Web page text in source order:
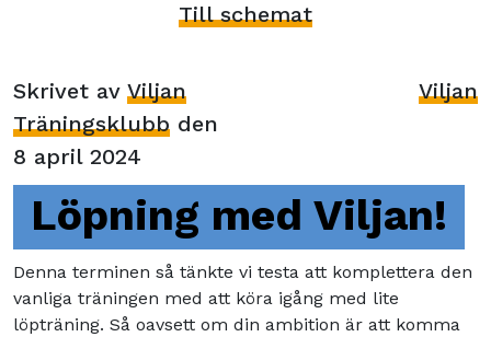
Skrivet av Viljan
Träningsklubb den
8 april 2024
Viljan
Löpning med Viljan!
Denna terminen så tänkte vi testa att komplettera den
vanliga träningen med att köra igång med lite
löpträning. Så oavsett om din ambition är att komma
Till schemat